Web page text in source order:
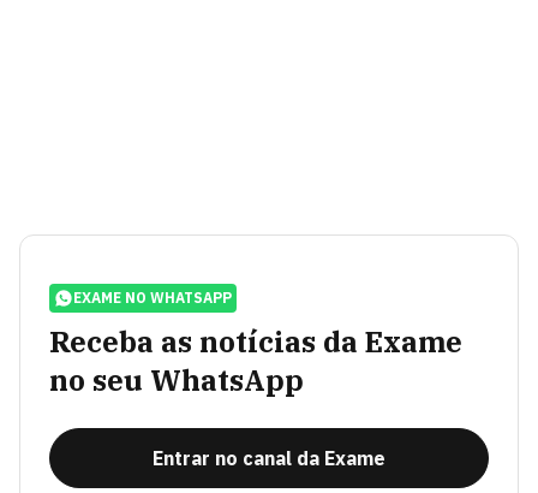
EXAME NO WHATSAPP
Receba as notícias da Exame
no seu WhatsApp
Entrar no canal da Exame